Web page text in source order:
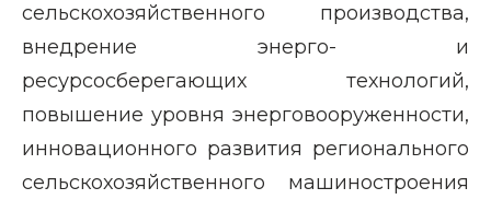
сельскохозяйственного производства,
внедрение энерго- и
ресурсосберегающих технологий,
повышение уровня энерговооруженности,
инновационного развития регионального
сельскохозяйственного машиностроения